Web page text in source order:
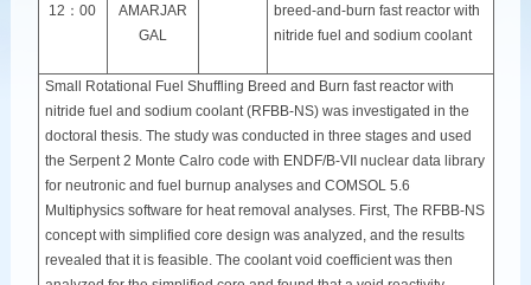
12：00
AMARJAR
GAL
breed-and-burn fast reactor with
nitride fuel and sodium coolant
Small Rotational Fuel Shuffling Breed and Burn fast reactor with
nitride fuel and sodium coolant (RFBB-NS) was investigated in the
doctoral thesis. The study was conducted in three stages and used
the Serpent 2 Monte Calro code with ENDF/B-VII nuclear data library
for neutronic and fuel burnup analyses and COMSOL 5.6
Multiphysics software for heat removal analyses. First, The RFBB-NS
concept with simplified core design was analyzed, and the results
revealed that it is feasible. The coolant void coefficient was then